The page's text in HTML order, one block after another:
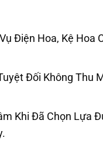
Điện Hoa, Kệ Hoa
Đối Không Thu
Khi Đã Chọn Lựa